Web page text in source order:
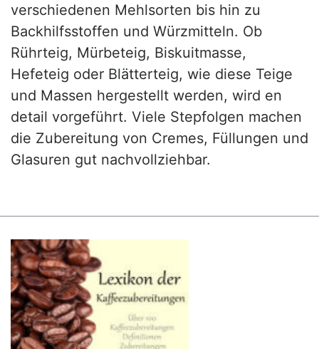
verschiedenen Mehlsorten bis hin zu
Backhilfsstoffen und Würzmitteln. Ob
Rührteig, Mürbeteig, Biskuitmasse,
Hefeteig oder Blätterteig, wie diese Teige
und Massen hergestellt werden, wird en
detail vorgeführt. Viele Stepfolgen machen
die Zubereitung von Cremes, Füllungen und
Glasuren gut nachvollziehbar.